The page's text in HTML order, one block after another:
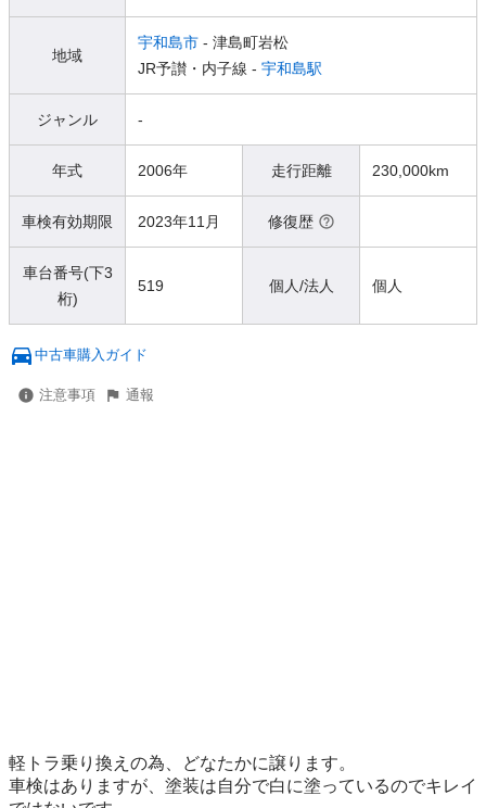
地域
宇和島市 - 津島町岩松
JR予讃・内子線 - 宇和島駅
ジャンル -
年式 2006年 走行距離 230,000km
車検有効期限 2023年11月 修復歴
車台番号(下3
桁)
519 個人/法人 個人
中古車購入ガイド
注意事項 通報
軽トラ乗り換えの為、どなたかに譲ります。
車検はありますが、塗装は自分で白に塗っているのでキレイ